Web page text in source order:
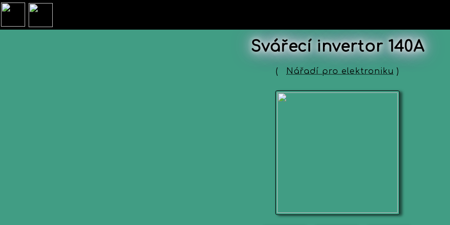
Svářecí invertor 140A
( Nářadí pro elektroniku )